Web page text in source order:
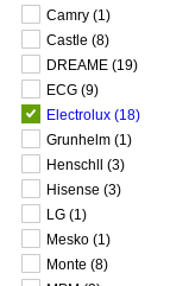
Camry (1)
Castle (8)
DREAME (19)
ECG (9)
Electrolux (18)
Grunhelm (1)
Henschll
(3)
Hisense (3)
LG (1)
Mesko (1)
Monte (8)